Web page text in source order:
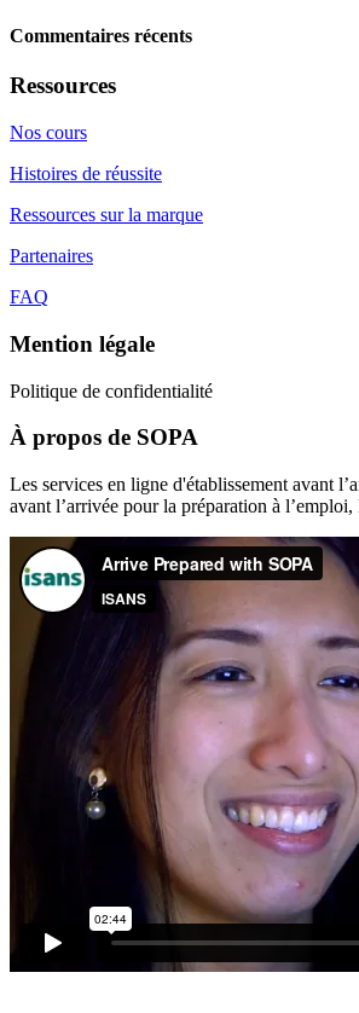
Commentaires récents
Ressources
Nos cours
Histoires de réussite
Ressources sur la marque
Partenaires
FAQ
Mention légale
Politique de confidentialité
À propos de SOPA
Les services en ligne d'établissement avant
avant l’arrivée pour la préparation à